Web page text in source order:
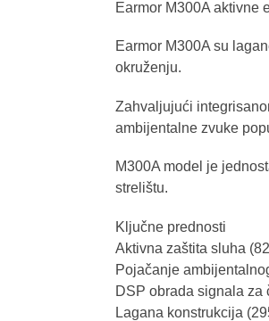
Earmor M300A aktivne
Earmor M300A su
okruženju.
Zahvaljujući
ambijentalne zvuke
M300A model je
strelištu.
Ključne prednosti
Aktivna zaštita sluha
Pojačanje
DSP obrada signala
Lagana konstrukcija